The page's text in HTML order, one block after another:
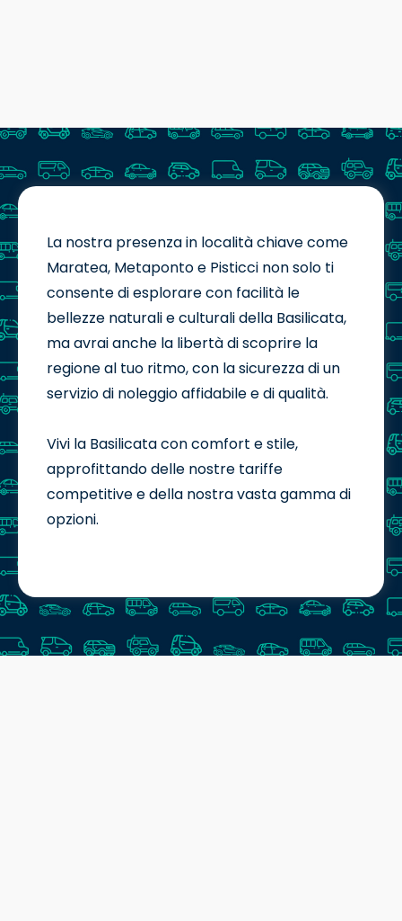
La nostra presenza in località chiave come
Maratea, Metaponto e Pisticci non solo ti
consente di esplorare con facilità le
bellezze naturali e culturali della Basilicata,
ma avrai anche la libertà di scoprire la
regione al tuo ritmo, con la sicurezza di un
servizio di noleggio affidabile e di qualità.
Vivi la Basilicata con comfort e stile,
approfittando delle nostre tariffe
competitive e della nostra vasta gamma di
opzioni.